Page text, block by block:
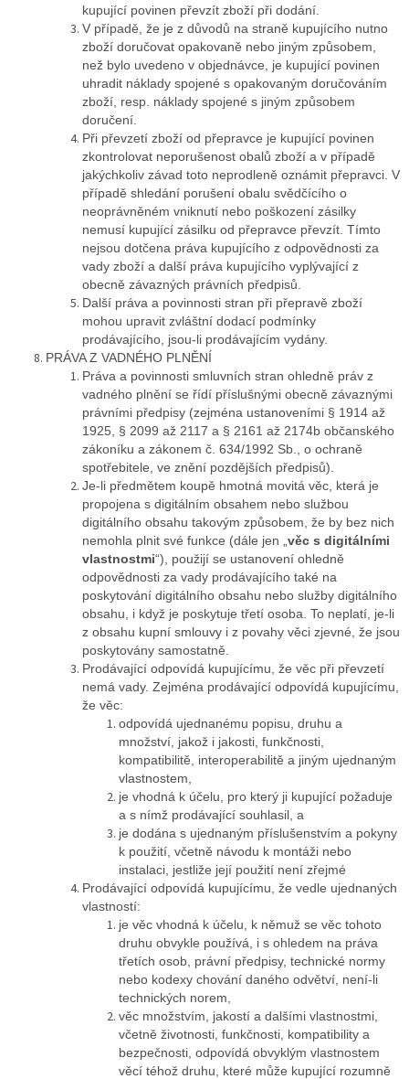
kupující povinen převzít zboží při dodání.
V případě, že je z důvodů na straně kupujícího nutno
zboží doručovat opakovaně nebo jiným způsobem,
než bylo uvedeno v objednávce, je kupující povinen
uhradit náklady spojené s opakovaným doručováním
zboží, resp. náklady spojené s jiným způsobem
doručení.
Při převzetí zboží od přepravce je kupující povinen
zkontrolovat neporušenost obalů zboží a v případě
jakýchkoliv závad toto neprodleně oznámit přepravci. V
případě shledání porušení obalu svědčícího o
neoprávněném vniknutí nebo poškození zásilky
nemusí kupující zásilku od přepravce převzít. Tímto
nejsou dotčena práva kupujícího z odpovědnosti za
vady zboží a další práva kupujícího vyplývající z
obecně závazných právních předpisů.
Další práva a povinnosti stran při přepravě zboží
mohou upravit zvláštní dodací podmínky
prodávajícího, jsou-li prodávajícím vydány.
PRÁVA Z VADNÉHO PLNĚNÍ
Práva a povinnosti smluvních stran ohledně práv z
vadného plnění se řídí příslušnými obecně závaznými
právními předpisy (zejména ustanoveními § 1914 až
1925, § 2099 až 2117 a § 2161 až 2174b občanského
zákoníku a zákonem č. 634/1992 Sb., o ochraně
spotřebitele, ve znění pozdějších předpisů).
Je-li předmětem koupě hmotná movitá věc, která je
propojena s digitálním obsahem nebo službou
digitálního obsahu takovým způsobem, že by bez nich
nemohla plnit své funkce (dále jen „ věc s digitálními
vlastnostmi“), použijí se ustanovení ohledně
odpovědnosti za vady prodávajícího také na
poskytování digitálního obsahu nebo služby digitálního
obsahu, i když je poskytuje třetí osoba. To neplatí, je-li
z obsahu kupní smlouvy i z povahy věci zjevné, že jsou
poskytovány samostatně.
Prodávající odpovídá kupujícímu, že věc při převzetí
nemá vady. Zejména prodávající odpovídá kupujícímu,
že věc:
odpovídá ujednanému popisu, druhu a
množství, jakož i jakosti, funkčnosti,
kompatibilitě, interoperabilitě a jiným ujednaným
vlastnostem,
je vhodná k účelu, pro který ji kupující požaduje
a s nímž prodávající souhlasil, a
je dodána s ujednaným příslušenstvím a pokyny
k použití, včetně návodu k montáži nebo
instalaci, jestliže její použití není zřejmé
Prodávající odpovídá kupujícímu, že vedle ujednaných
vlastností:
je věc vhodná k účelu, k němuž se věc tohoto
druhu obvykle používá, i s ohledem na práva
třetích osob, právní předpisy, technické normy
nebo kodexy chování daného odvětví, není-li
technických norem,
věc množstvím, jakostí a dalšími vlastnostmi,
včetně životnosti, funkčnosti, kompatibility a
bezpečnosti, odpovídá obvyklým vlastnostem
věcí téhož druhu, které může kupující rozumně